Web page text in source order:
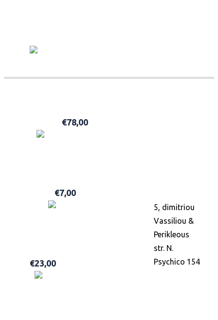
€78,00
€7,00
€23,00
5, dimitriou
Vassiliou &
Perikleous
str. N.
Psychico 154